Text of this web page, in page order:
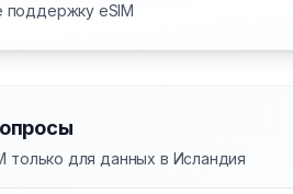
поддержку eSIM
только для данных в Исландия